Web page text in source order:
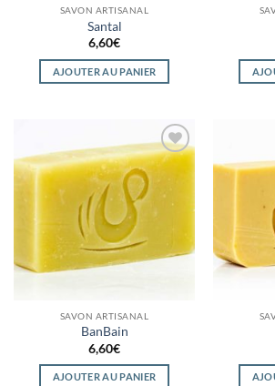
SAVON ARTISANAL
Santal
6,60€
AJOUTER AU PANIER
Ajouter
à la
SAVON ARTISANAL
BanBain
6,60€
AJOUTER AU PANIER